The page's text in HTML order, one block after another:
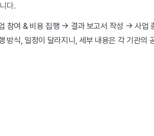
다.
여 & 비용 집행 → 결과 보고서 작성 → 사업
방식, 일정이 달라지니, 세부 내용은 각 기관의